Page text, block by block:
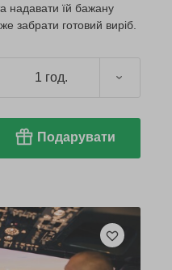
надавати їй бажану
забрати готовий виріб.
1 год.
Подарувати